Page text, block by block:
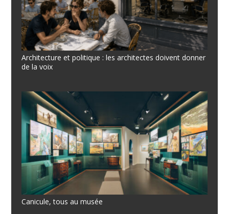
Architecture et politique : les architectes doivent donner
de la voix
Canicule, tous au musée